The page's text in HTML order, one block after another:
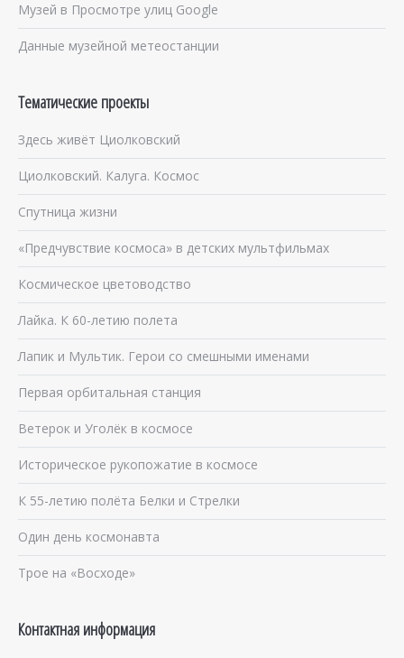
Музей в Просмотре улиц Google
Данные музейной метеостанции
Тематические проекты
Здесь живёт Циолковский
Циолковский. Калуга. Космос
Спутница жизни
«Предчувствие космоса» в детских мультфильмах
Космическое цветоводство
Лайка. К 60-летию полета
Лапик и Мультик. Герои со смешными именами
Первая орбитальная станция
Ветерок и Уголёк в космосе
Историческое рукопожатие в космосе
К 55-летию полёта Белки и Стрелки
Один день космонавта
Трое на «Восходе»
Контактная информация